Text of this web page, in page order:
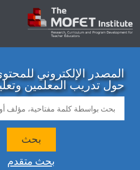
المصدر الإلكتروني
حول تدريب المعلمين
بحث
بحث متقدم